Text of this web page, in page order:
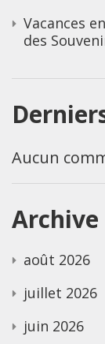
Vacances
des
Aucun
Archive
août 2026
juillet 2026
juin 2026